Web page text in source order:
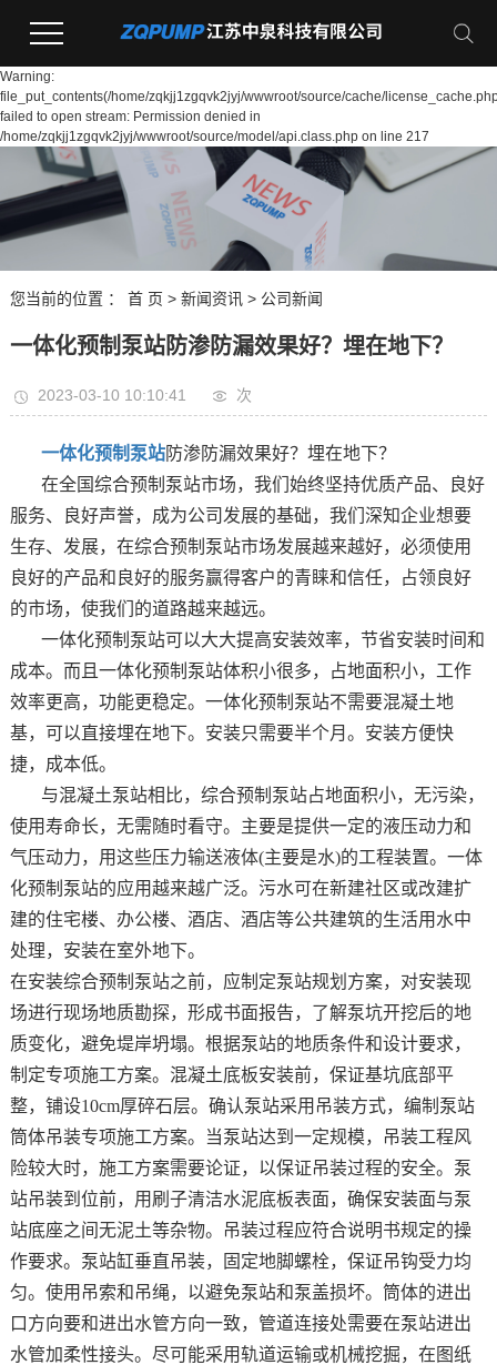
Warning:
file_put_contents(/home/zqkjj1zgqvk2jyj/wwwroot/source/cache/
failed to open stream: Permission denied in
/home/zqkjj1zgqvk2jyj/wwwroot/source/model/api.class.php on line 217
您当前的位置 ： 首 页 > 新闻资讯> 公司新闻
一体化预制泵站防渗防漏效果好？埋在地下？
2023-03-10 10:10:41 次
一体化预制泵站防渗防漏效果好？埋在地下？
在全国综合预制泵站市场，我们始终坚持优质产品、良好
服务、良好声誉，成为公司发展的基础，我们深知企业想要
生存、发展，在综合预制泵站市场发展越来越好，必须使用
良好的产品和良好的服务赢得客户的青睐和信任，占领良好
的市场，使我们的道路越来越远。
一体化预制泵站可以大大提高安装效率，节省安装时间和
成本。而且一体化预制泵站体积小很多，占地面积小，工作
效率更高，功能更稳定。一体化预制泵站不需要混凝土地
基，可以直接埋在地下。安装只需要半个月。安装方便快
捷，成本低。
与混凝土泵站相比，综合预制泵站占地面积小，无污染，
使用寿命长，无需随时看守。主要是提供一定的液压动力和
气压动力，用这些压力输送液体(主要是水)的工程装置。一体
化预制泵站的应用越来越广泛。污水可在新建社区或改建扩
建的住宅楼、办公楼、酒店、酒店等公共建筑的生活用水中
处理，安装在室外地下。
在安装综合预制泵站之前，应制定泵站规划方案，对安装现
场进行现场地质勘探，形成书面报告，了解泵坑开挖后的地
质变化，避免堤岸坍塌。根据泵站的地质条件和设计要求，
制定专项施工方案。混凝土底板安装前，保证基坑底部平
整，铺设10cm厚碎石层。确认泵站采用吊装方式，编制泵站
筒体吊装专项施工方案。当泵站达到一定规模，吊装工程风
险较大时，施工方案需要论证，以保证吊装过程的安全。泵
站吊装到位前，用刷子清洁水泥底板表面，确保安装面与泵
站底座之间无泥土等杂物。吊装过程应符合说明书规定的操
作要求。泵站缸垂直吊装，固定地脚螺栓，保证吊钩受力均
匀。使用吊索和吊绳，以避免泵站和泵盖损坏。筒体的进出
口方向要和进出水管方向一致，管道连接处需要在泵站进出
水管加柔性接头。尽可能采用轨道运输或机械挖掘，在图纸